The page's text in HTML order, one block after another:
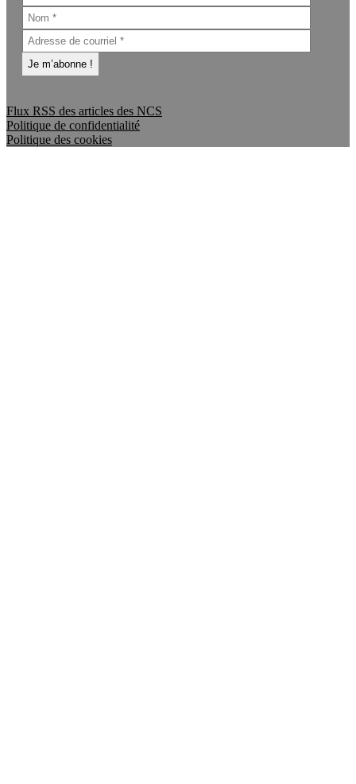
Flux RSS des articles des NCS
Politique de confidentialité
Politique des cookies